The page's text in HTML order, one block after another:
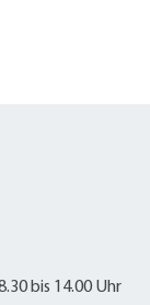
bis 14.00 Uhr